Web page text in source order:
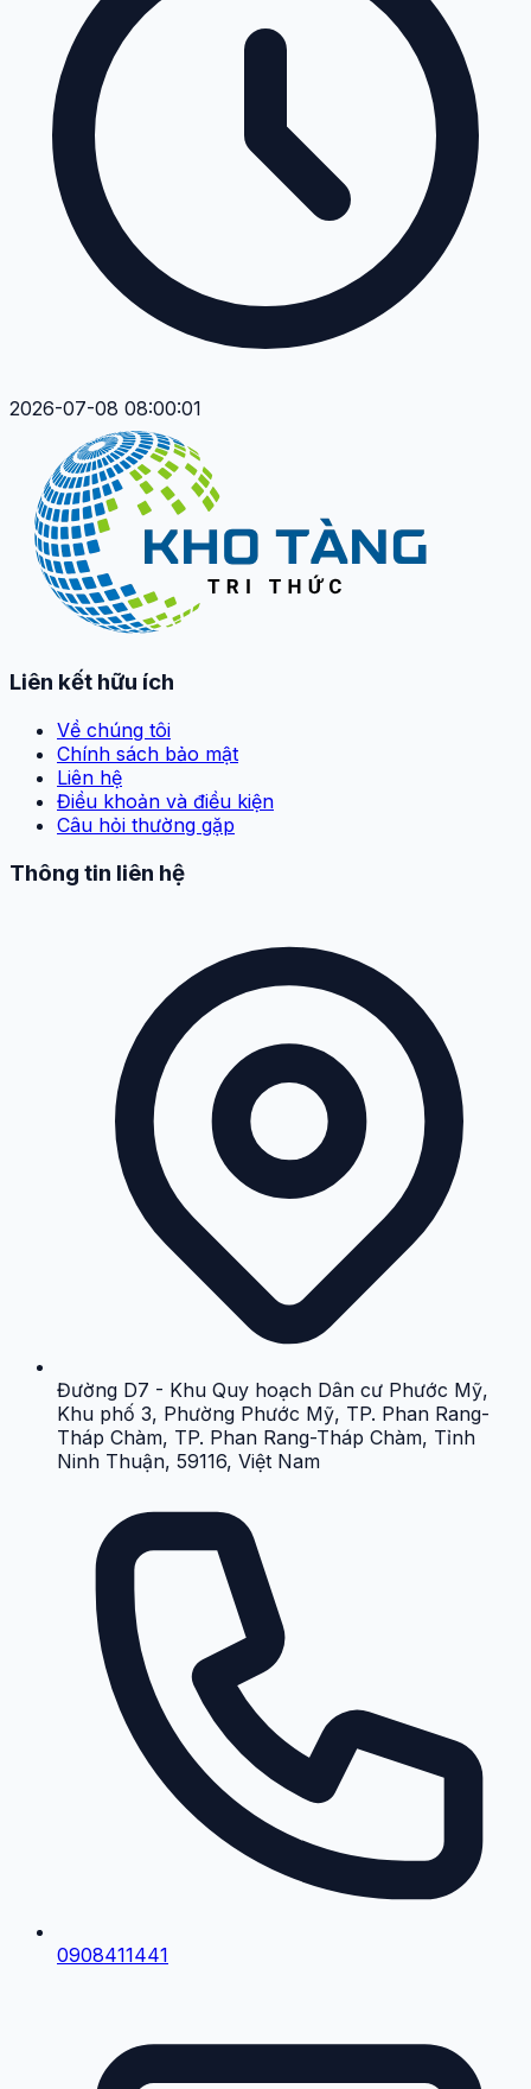
2026-07-08 08:00:01
Liên kết hữu ích
Về chúng tôi
Chính sách bảo mật
Liên hệ
Điều khoản và điều kiện
Câu hỏi thường gặp
Thông tin liên hệ
Đường D7 - Khu Quy hoạch Dân cư Phước Mỹ,
Khu phố 3, Phường Phước Mỹ, TP. Phan Rang-
Tháp Chàm, TP. Phan Rang-Tháp Chàm, Tỉnh
Ninh Thuận, 59116, Việt Nam
0908411441